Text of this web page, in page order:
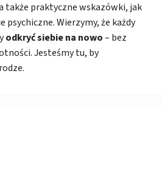
także praktyczne wskazówki, jak
psychiczne. Wierzymy, że każdy
odkryć siebie na nowo– bez
Jesteśmy tu, by